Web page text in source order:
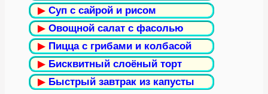
▶ Суп с сайрой и рисом
▶ Овощной салат с фасолью
▶ Пицца с грибами и колбасой
▶ Бисквитный слоёный торт
▶ Быстрый завтрак из капусты